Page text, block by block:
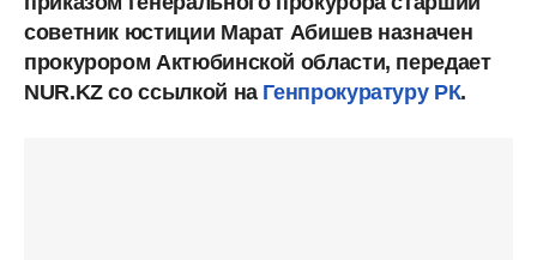
советник юстиции Марат Абишев назначен
прокурором Актюбинской области, передает
NUR.KZ со ссылкой наГенпрокуратуру РК.